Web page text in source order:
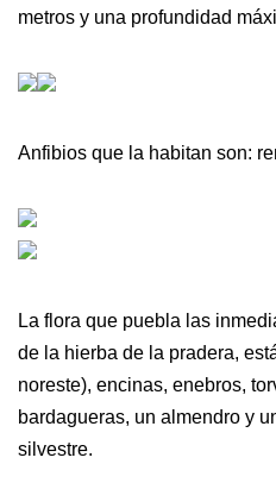
metros y una profundidad
Anfibios que la habitan son:
La flora que puebla las
de la hierba de la pradera,
noreste), encinas, enebros,
bardagueras, un almendro y
silvestre.